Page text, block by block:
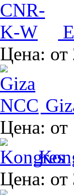
Цена: от
Цена: от
Цена: от